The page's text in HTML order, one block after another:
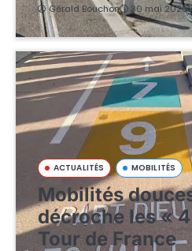
Gérald Bouchon 30 mai 2026
ACTUALITÉS MOBILITÉS
Mobilités
décroche les «
Tour de France